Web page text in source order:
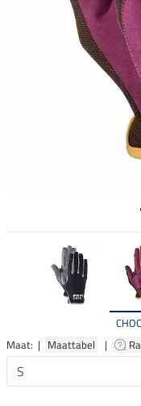
Maat: | Maattabel |